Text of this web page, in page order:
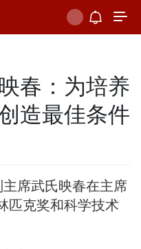
春：为培养
造最佳条件
主席武氏映春在主席
匹克奖和科学技术